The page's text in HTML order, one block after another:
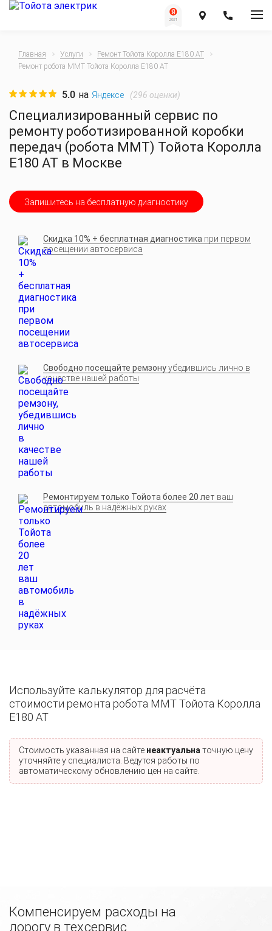
Главная Услуги
Ремонт Тойота Королла E180 AT
Ремонт робота ММТ Тойота Королла E180 AT
Специализированный сервис по
ремонту роботизированной коробки
передач (робота ММТ) Тойота Королла
E180 AT в Москве
5.0 на Яндексе (296 оценки)
Запишитесь на бесплатную диагностику
Скидка 10% + бесплатная диагностика при первом
посещении автосервиса
Свободно посещайте ремзонуубедившись лично в
качестве нашей работы
Ремонтируем только Тойота более 20 лет ваш
автомобиль в надёжных руках
Используйте калькулятор для расчёта
стоимости ремонта робота ММТ Тойота Королла
E180 AT
Стоимость указанная на сайте неактуальна точную цену
уточняйте у специалиста. Ведутся работы по
автоматическому обновлению цен на сайте.
Компенсируем расходы на
дорогу в техсервис